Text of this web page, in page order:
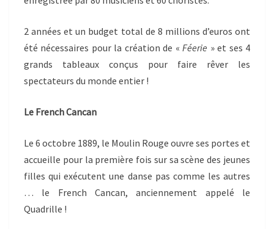
2 années et un budget total de 8 millions d’euros ont
été nécessaires pour la création de «Féerie » et ses 4
grands tableaux conçus pour faire rêver les
spectateurs du monde entier !
Le French Cancan
Le 6 octobre 1889, le Moulin Rouge ouvre ses portes et
accueille pour la première fois sur sa scène des jeunes
filles qui exécutent une danse pas comme les autres
… le French Cancan, anciennement appelé le
Quadrille !